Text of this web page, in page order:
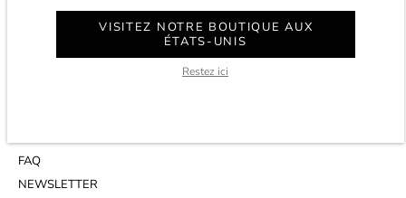
COMPTE
SERVICE CLIENT
WHATSAPP
FAQ
NEWSLETTER
VISITEZ NOTRE BOUTIQUE AUX
ÉTATS-UNIS
Restez ici